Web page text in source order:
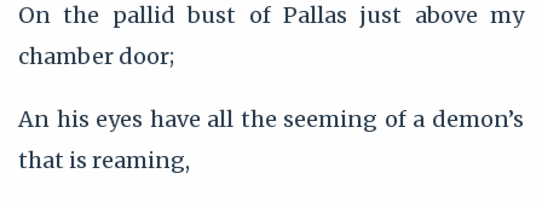
On the pallid bust of Pallas just above my
chamber door;
An his eyes have all the seeming of a demon’s
that is reaming,